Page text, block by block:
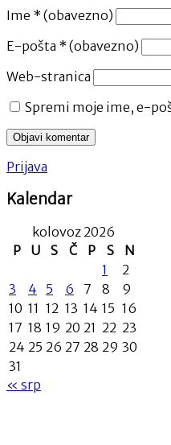
Ime * (obavezno)
E-pošta * (obavezno)
Web-stranica
Spremi moje ime, e-
Prijava
Kalendar
kolovoz 2026
P
U S Č P S
N
1
2
3
4 5 6 7 8
9
10 11 12 13 14 15 16
17 18 19 20 21 22 23
24 25 26 27 28 29 30
31
« srp